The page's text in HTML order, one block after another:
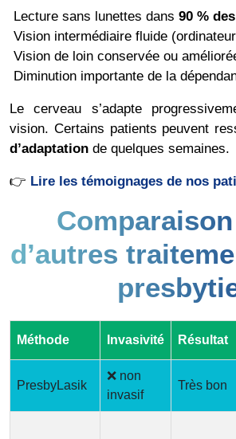
Lecture sans lunettes dans 90 %
Vision intermédiaire fluide
Vision de loin conservée ou
Diminution importante de la
Le cerveau s’adapte
vision. Certains patients peuvent
d’adaptation de quelques semaines.
👉 Lire les témoignages de nos
d’autres
Méthode Invasivité Résultat
PresbyLasik
❌ non
invasif
Très bon